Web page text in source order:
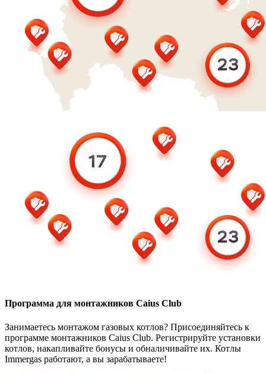
Программа для монтажников Caius Club
Занимаетесь монтажом газовых котлов? Присоединяйтесь к
программе монтажников Caius Club. Регистрируйте установки
котлов, накапливайте бонусы и обналичивайте их. Котлы
Immergas работают, а вы зарабатываете!